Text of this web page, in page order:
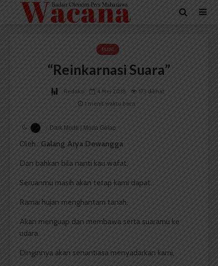
PUISI
“Reinkarnasi Suara”
Redaksi 4 Mei 2018
173 dilihat
1 menit waktu baca
Dark Mode | Moda Gelap
Oleh : Galang Arya Dewangga
Dan bahkan bila nanti kau wafat,
Seruanmu masih akan tetap kami dapat.
Ramai hujan menghantam tanah,
Akan menguap dan membawa serta suaramu ke
udara.
Dinginnya akan senantiasa menyadarkan kami,